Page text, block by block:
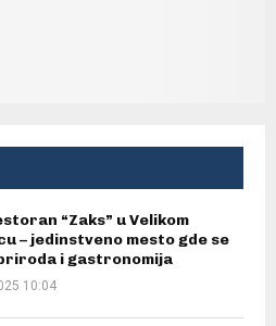
“Zaks” u Velikom
– jedinstveno mesto gde se
i gastronomija
10:04